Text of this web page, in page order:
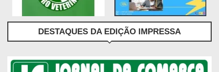
DESTAQUES DA EDIÇÃO IMPRESSA